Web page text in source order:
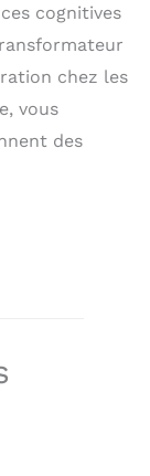
cognitives
chez les
vous
des